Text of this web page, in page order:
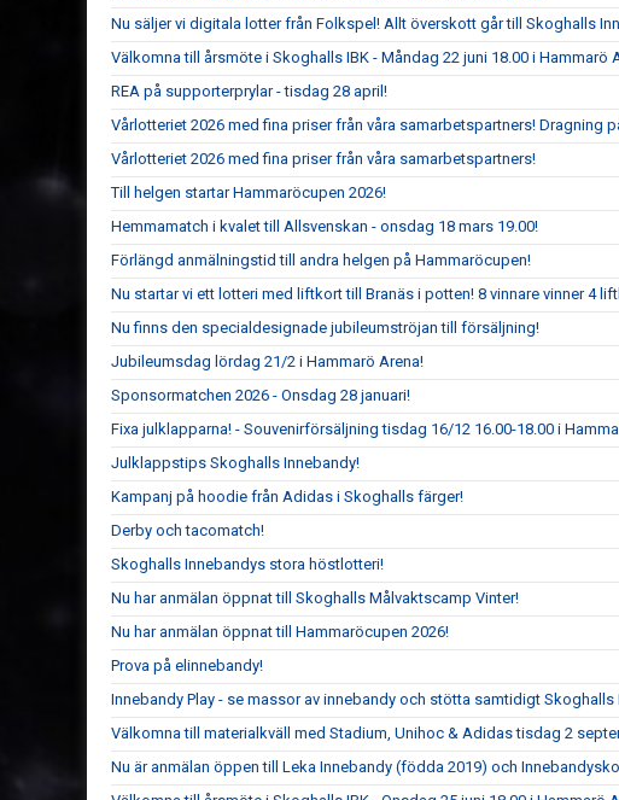
Nu säljer vi digitala lotter från Folkspel! Allt överskott går till Skoghalls
Välkomna till årsmöte i Skoghalls IBK - Måndag 22 juni 18.00 i Hammarö
REA på supporterprylar - tisdag 28 april!
Vårlotteriet 2026 med fina priser från våra samarbetspartners! Dragning
Vårlotteriet 2026 med fina priser från våra samarbetspartners!
Till helgen startar Hammaröcupen 2026!
Hemmamatch i kvalet till Allsvenskan - onsdag 18 mars 19.00!
Förlängd anmälningstid till andra helgen på Hammaröcupen!
Nu startar vi ett lotteri med liftkort till Branäs i potten! 8 vinnare vinner 4
Nu finns den specialdesignade jubileumströjan till försäljning!
Jubileumsdag lördag 21/2 i Hammarö Arena!
Sponsormatchen 2026 - Onsdag 28 januari!
Fixa julklapparna! - Souvenirförsäljning tisdag 16/12 16.00-18.00 i
Julklappstips Skoghalls Innebandy!
Kampanj på hoodie från Adidas i Skoghalls färger!
Derby och tacomatch!
Skoghalls Innebandys stora höstlotteri!
Nu har anmälan öppnat till Skoghalls Målvaktscamp Vinter!
Nu har anmälan öppnat till Hammaröcupen 2026!
Prova på elinnebandy!
Innebandy Play - se massor av innebandy och stötta samtidigt Skoghalls
Välkomna till materialkväll med Stadium, Unihoc & Adidas tisdag 2
Nu är anmälan öppen till Leka Innebandy (födda 2019) och